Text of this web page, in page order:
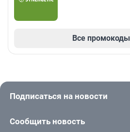
Все промокоды
Подписаться на новости
Сообщить новость